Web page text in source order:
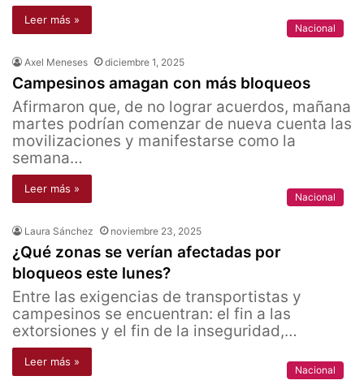
Leer más »
Nacional
Axel Meneses diciembre 1, 2025
Campesinos amagan con más bloqueos
Afirmaron que, de no lograr acuerdos, mañana
martes podrían comenzar de nueva cuenta las
movilizaciones y manifestarse como la
semana…
Leer más »
Nacional
Laura Sánchez noviembre 23, 2025
¿Qué zonas se verían afectadas por
bloqueos este lunes?
Entre las exigencias de transportistas y
campesinos se encuentran: el fin a las
extorsiones y el fin de la inseguridad,…
Leer más »
Nacional